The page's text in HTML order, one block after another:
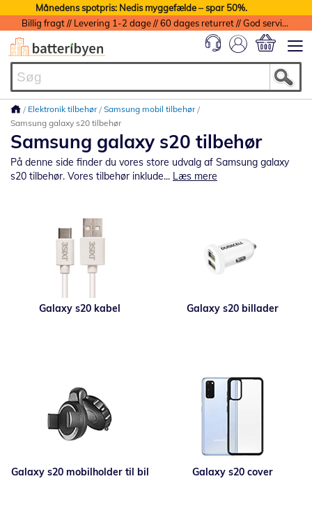
Månedens spotpris: Nedis myggefælde – spar 50%.
Billig fragt // Levering 1-2 dage // 60 dages returret // God service med garanti
Elektronik tilbehør Samsung mobil tilbehør
Samsung galaxy s20 tilbehør
Samsung galaxy s20 tilbehør
På denne side finder du vores store udvalg af Samsung galaxy
s20 tilbehør. Vores tilbehør inklude... Læs mere
Galaxy s20 kabel Galaxy s20 billader
Galaxy s20 mobilholder til bil Galaxy s20 cover